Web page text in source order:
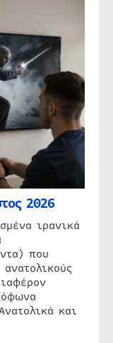
2026
ιρανικά
που
και